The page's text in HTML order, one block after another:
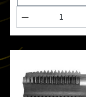
Produkt Anzahl: